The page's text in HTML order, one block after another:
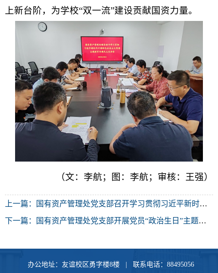
上新台阶，为学校“双一流”建设贡献国资力量。
（文：李航；图：李航；审核：王强）
上一篇： 国有资产管理处党支部召开学习贯彻习近平新时代中国特色社会主义思想主题教育专题组织生活会
下一篇： 国有资产管理处党支部开展党员“政治生日”主题党日活动
办公地址：友谊校区勇字楼8楼 | 联系电话：88495056